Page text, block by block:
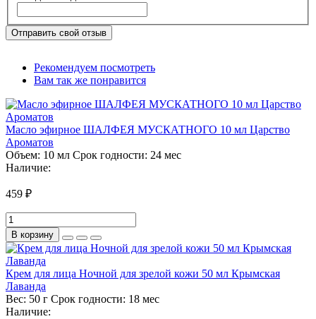
Отправить свой отзыв
Рекомендуем посмотреть
Вам так же понравится
Масло эфирное ШАЛФЕЯ МУСКАТНОГО 10 мл Царство
Ароматов
Объем: 10 мл Срок годности: 24 мес
Наличие:
459 ₽
В корзину
Крем для лица Ночной для зрелой кожи 50 мл Крымская
Лаванда
Вес: 50 г Срок годности: 18 мес
Наличие: